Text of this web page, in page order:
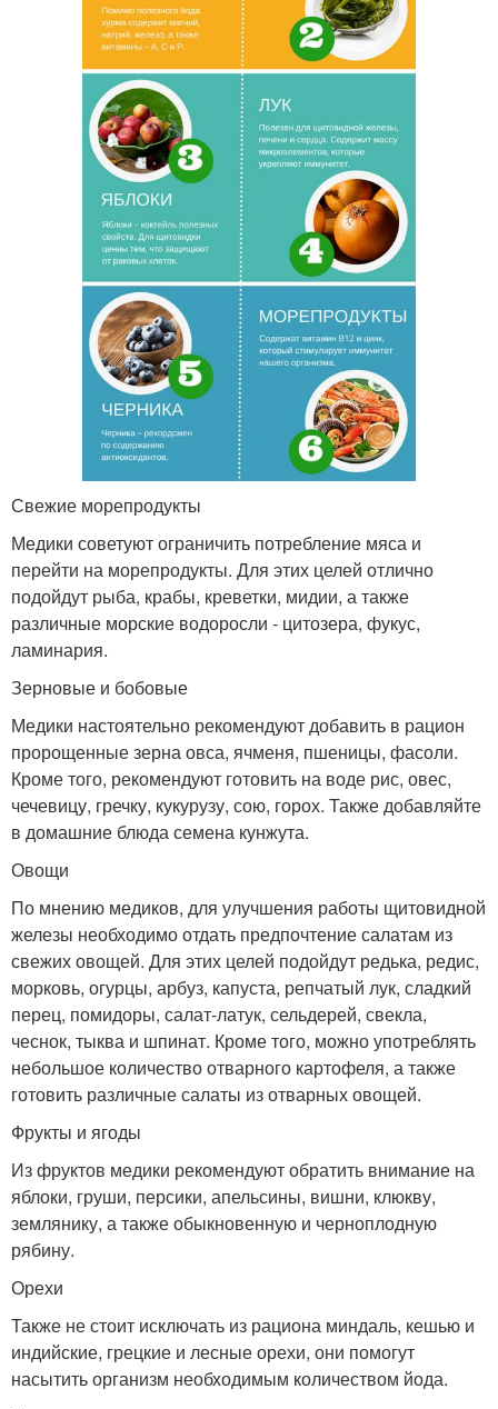
Свежие морепродукты
Медики советуют ограничить потребление мяса и
перейти на морепродукты. Для этих целей отлично
подойдут рыба, крабы, креветки, мидии, а также
различные морские водоросли - цитозера, фукус,
ламинария.
Зерновые и бобовые
Медики настоятельно рекомендуют добавить в рацион
пророщенные зерна овса, ячменя, пшеницы, фасоли.
Кроме того, рекомендуют готовить на воде рис, овес,
чечевицу, гречку, кукурузу, сою, горох. Также добавляйте
в домашние блюда семена кунжута.
Овощи
По мнению медиков, для улучшения работы щитовидной
железы необходимо отдать предпочтение салатам из
свежих овощей. Для этих целей подойдут редька, редис,
морковь, огурцы, арбуз, капуста, репчатый лук, сладкий
перец, помидоры, салат-латук, сельдерей, свекла,
чеснок, тыква и шпинат. Кроме того, можно употреблять
небольшое количество отварного картофеля, а также
готовить различные салаты из отварных овощей.
Фрукты и ягоды
Из фруктов медики рекомендуют обратить внимание на
яблоки, груши, персики, апельсины, вишни, клюкву,
землянику, а также обыкновенную и черноплодную
рябину.
Орехи
Также не стоит исключать из рациона миндаль, кешью и
индийские, грецкие и лесные орехи, они помогут
насытить организм необходимым количеством йода.